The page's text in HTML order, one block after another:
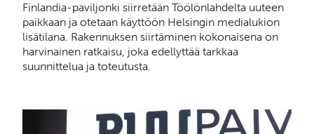
Finlandia-paviljonki siirretään Töölönlahdelta uuteen
paikkaan ja otetaan käyttöön Helsingin medialukion
lisätilana. Rakennuksen siirtäminen kokonaisena on
harvinainen ratkaisu, joka edellyttää tarkkaa
suunnittelua ja toteutusta.